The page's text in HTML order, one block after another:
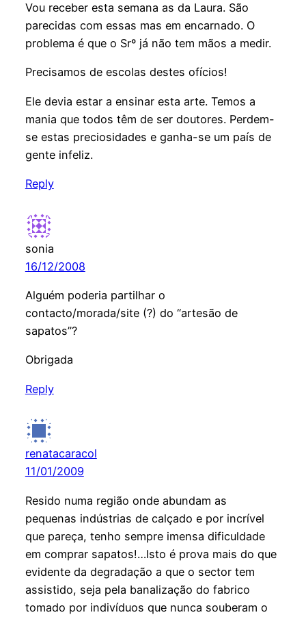
Vou receber esta semana as da Laura. São
parecidas com essas mas em encarnado. O
problema é que o Srº já não tem mãos a medir.
Precisamos de escolas destes ofícios!
Ele devia estar a ensinar esta arte. Temos a
mania que todos têm de ser doutores. Perdem-
se estas preciosidades e ganha-se um país de
gente infeliz.
Reply
sonia
16/12/2008
Alguém poderia partilhar o
contacto/morada/site (?) do “artesão de
sapatos”?
Obrigada
Reply
renatacaracol
11/01/2009
Resido numa região onde abundam as
pequenas indústrias de calçado e por incrível
que pareça, tenho sempre imensa dificuldade
em comprar sapatos!…Isto é prova mais do que
evidente da degradação a que o sector tem
assistido, seja pela banalização do fabrico
tomado por indivíduos que nunca souberam o